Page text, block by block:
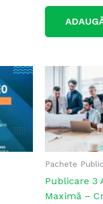
Pachete
Publicare 3
Maximă –